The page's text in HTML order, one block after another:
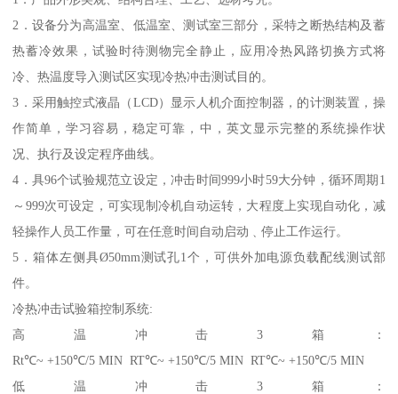
2．设备分为高温室、低温室、测试室三部分，采特之断热结构及蓄
热蓄冷效果，试验时待测物完全静止，应用冷热风路切换方式将
冷、热温度导入测试区实现冷热冲击测试目的。
3．采用触控式液晶（LCD）显示人机介面控制器，的计测装置，操
作简单，学习容易，稳定可靠，中，英文显示完整的系统操作状
况、执行及设定程序曲线。
4．具96个试验规范立设定，冲击时间999小时59大分钟，循环周期1
～999次可设定，可实现制冷机自动运转，大程度上实现自动化，减
轻操作人员工作量，可在任意时间自动启动﹑停止工作运行。
5．箱体左侧具Ø50mm测试孔1个，可供外加电源负载配线测试部
件。
冷热冲击试验箱控制系统:
高温冲击3箱：
Rt℃~ +150℃/5 MIN RT℃~ +150℃/5 MIN RT℃~ +150℃/5 MIN
低温冲击3箱：